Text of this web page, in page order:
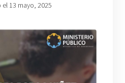
13 mayo, 2025